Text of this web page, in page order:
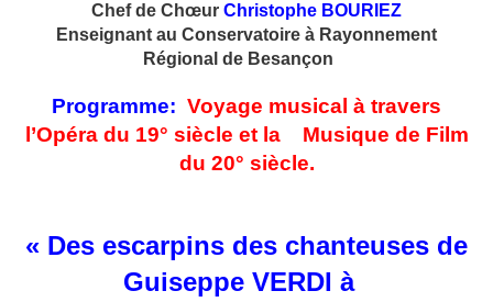
Chef de Chœur Christophe BOURIEZ
Enseignant au Conservatoire à Rayonnement
Régional de Besançon
Programme: Voyage musical à travers
l’Opéra du 19° siècle et la Musique de Film
du 20° siècle.
« Des escarpins des chanteuses de
Guiseppe VERDI à